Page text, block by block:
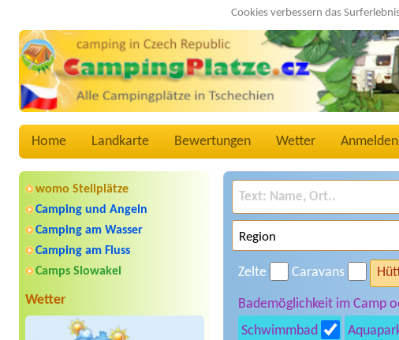
Cookies verbessern das
Home Landkarte Bewertungen Wetter Anmelden
womo Stellplätze
Camping und Angeln
Camping am Wasser
Camping am Fluss
Camps Slowakei
Wetter
Zelte Caravans
Bademöglichkeit im Camp
Schwimmbad